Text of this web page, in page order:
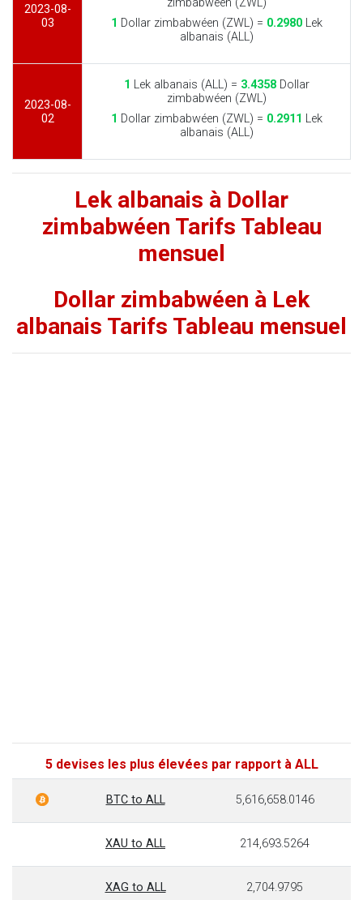
2023-08-
03
zimbabwéen (ZWL)
1 Dollar zimbabwéen (ZWL) = 0.2980Lek
albanais (ALL)
2023-08-
02
1 Lek albanais (ALL) = 3.4358Dollar
zimbabwéen (ZWL)
1 Dollar zimbabwéen (ZWL) = 0.2911 Lek
albanais (ALL)
Lek albanais à Dollar
zimbabwéen Tarifs Tableau
mensuel
Dollar zimbabwéen à Lek
albanais Tarifs Tableau mensuel
5 devises les plus élevées par rapport à ALL
BTC to ALL 5,616,658.0146
XAU to ALL 214,693.5264
XAG to ALL 2,704.9795